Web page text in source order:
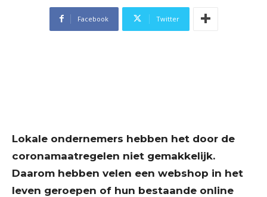
Facebook Twitter
Lokale ondernemers hebben het door de
coronamaatregelen niet gemakkelijk.
Daarom hebben velen een webshop in het
leven geroepen of hun bestaande online